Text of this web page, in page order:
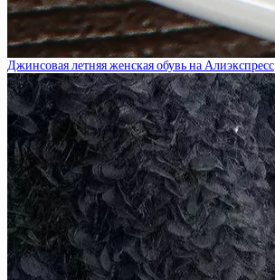
Джинсовая летняя женская обувь на Алиэкспресс